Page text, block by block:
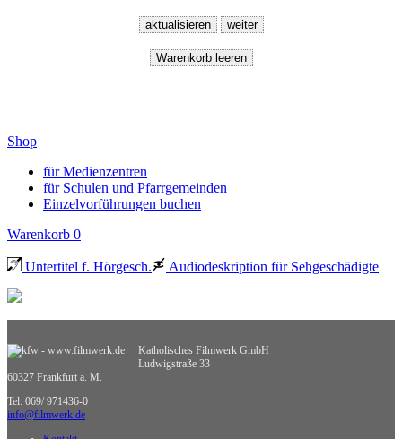
Shop
für Medienzentren
für Schulen und Pfarrgemeinden
Einzelvorführungen buchen
Warenkorb 0
Untertitel f. Hörgesch. Audiodeskription für Sehgeschädigte
Katholisches Filmwerk GmbH
Ludwigstraße 33
60327 Frankfurt a. M.
Tel. 069/ 971436-0
info@filmwerk.de